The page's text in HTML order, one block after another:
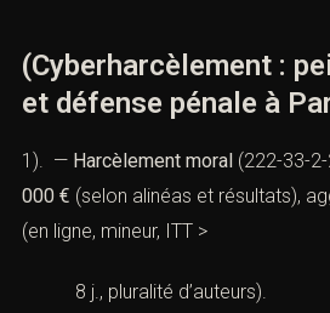
(Cyberharcèlement :
et défense pénale à
1). — Harcèlement moral (222-33-
000 € (selon alinéas et résultats),
(en ligne, mineur, ITT >
8 j., pluralité d’auteurs).